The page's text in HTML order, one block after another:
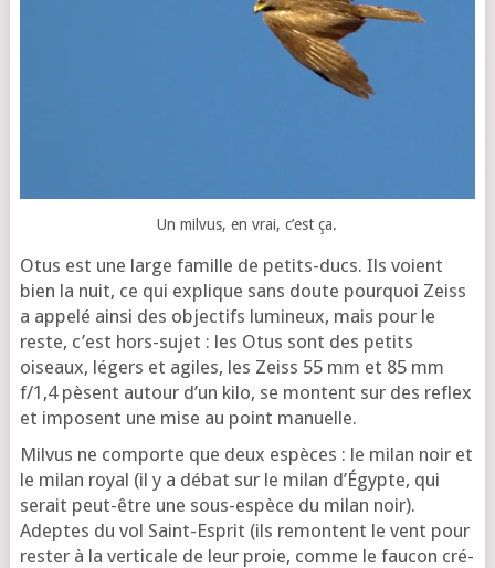
Un mil­vus, en vrai, c’est ça.
Otus est une large famille de petits-ducs. Ils voient
bien la nuit, ce qui explique sans doute pour­quoi Zeiss
a appe­lé ain­si des objec­tifs lumi­neux, mais pour le
reste, c’est hors-sujet : les Otus sont des petits
oiseaux, légers et agiles, les Zeiss 55 mm et 85 mm
f/1,4 pèsent autour d’un kilo, se montent sur des reflex
et imposent une mise au point manuelle.
Mil­vus ne com­porte que deux espèces : le milan noir et
le milan royal (il y a débat sur le milan d’É­gypte, qui
serait peut-être une sous-espèce du milan noir).
Adeptes du vol Saint-Esprit (ils remontent le vent pour
res­ter à la ver­ti­cale de leur proie, comme le fau­con cré­